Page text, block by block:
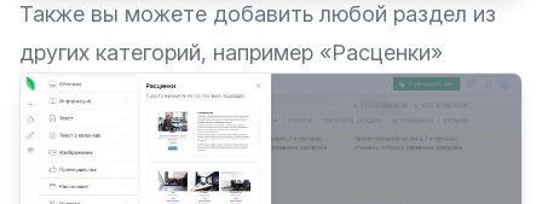
Также вы можете добавить любой раздел из
других категорий, например «‎Расценки»